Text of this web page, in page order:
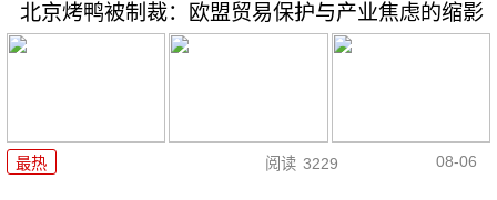
北京烤鸭被制裁：欧盟贸易保护与产业焦虑的缩影
最热 阅读 3229 08-06